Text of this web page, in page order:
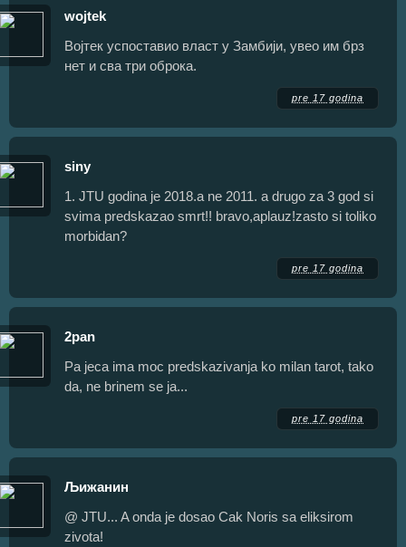
wojtek
Војтек успоставио власт у Замбији, увео им брз
нет и сва три оброка.
pre 17 godina
siny
1. JTU godina je 2018.a ne 2011. a drugo za 3 god si
svima predskazao smrt!! bravo,aplauz!zasto si toliko
morbidan?
pre 17 godina
2pan
Pa jeca ima moc predskazivanja ko milan tarot, tako
da, ne brinem se ja...
pre 17 godina
Љижанин
@ JTU... A onda je dosao Cak Noris sa eliksirom
zivota!